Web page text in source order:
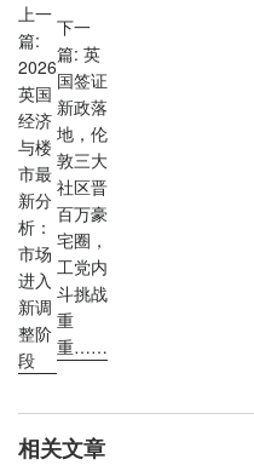
上一
篇:
2026
英国
经济
与楼
市最
新分
析：
市场
进入
新调
整阶
段
下一
篇: 英
国签证
新政落
地，伦
敦三大
社区晋
百万豪
宅圈，
工党内
斗挑战
重
重……
相关文章